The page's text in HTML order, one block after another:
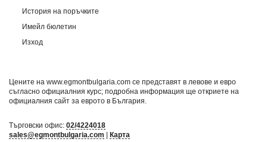
История на поръчките
Имейл бюлетин
Изход
Цените на www.egmontbulgaria.com се представят в левове и евро
съгласно официалния курс; подробна информация ще откриете на
официалния сайт за еврото в България
Търговски офис: 02/4224018
sales@egmontbulgaria.com | Карта